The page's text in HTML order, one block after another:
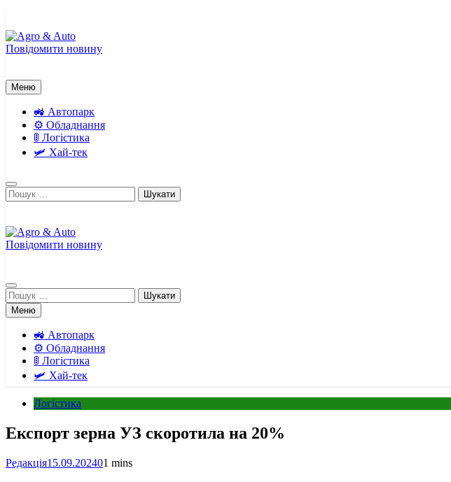
вмісту
Повідомити новину
Меню
🚜 Автопарк
⚙️ Обладнання
🚦 Логістика
🛩️ Хай-тек
Пошук:
Повідомити новину
Пошук:
Меню
🚜 Автопарк
⚙️ Обладнання
🚦 Логістика
🛩️ Хай-тек
Логістика
Експорт зерна УЗ скоротила на 20%
Редакція15.09.202401 mins